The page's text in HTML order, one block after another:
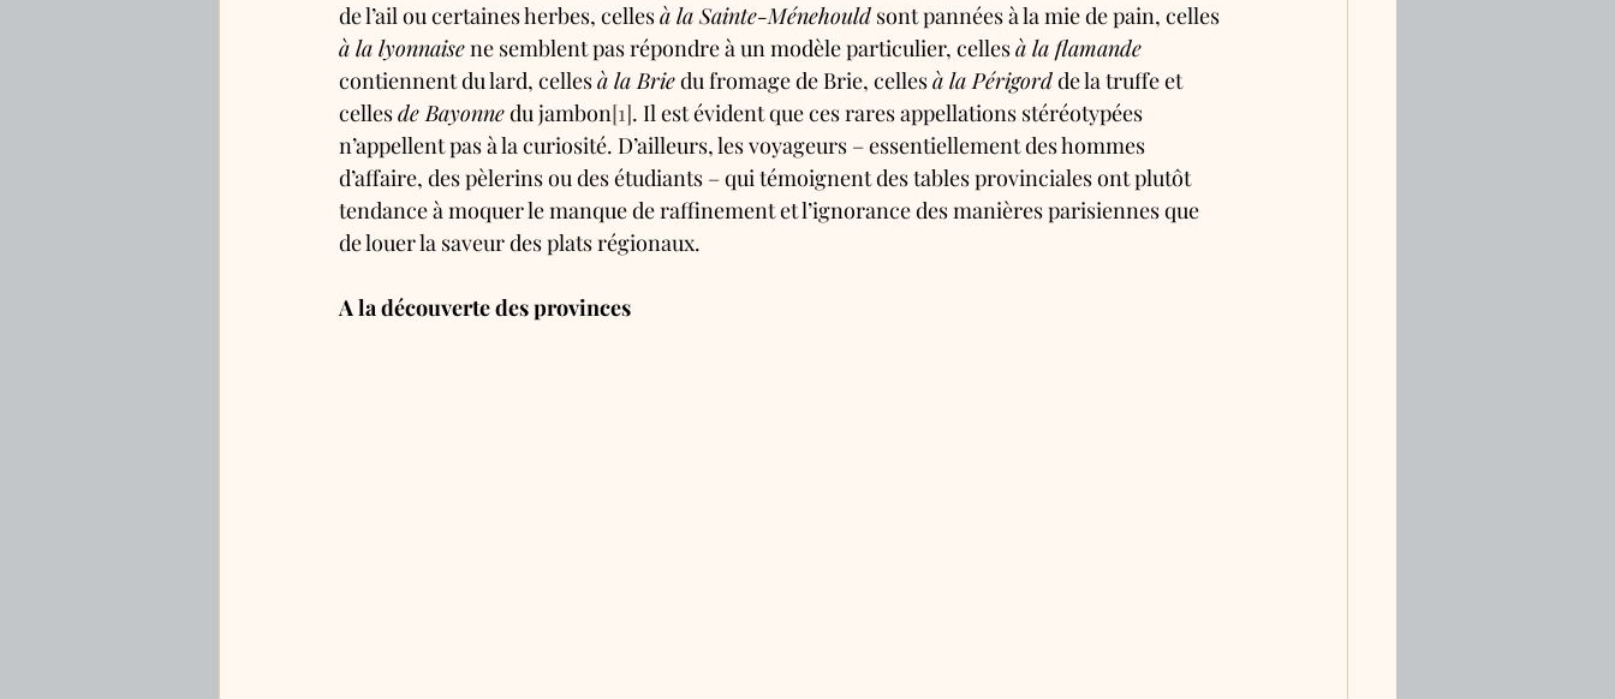
de l’ail ou certaines herbes, celles à la Sainte-Ménehould sont pannées à la mie de pain, celles
à la lyonnaise ne semblent pas répondre à un modèle particulier, celles à la flamande
contiennent du lard, celles à la Brie du fromage de Brie, celles à la Périgord de la truffe et
celles de Bayonne du jambon[1]. Il est évident que ces rares appellations stéréotypées
n’appellent pas à la curiosité. D’ailleurs, les voyageurs – essentiellement des hommes
d’affaire, des pèlerins ou des étudiants – qui témoignent des tables provinciales ont plutôt
tendance à moquer le manque de raffinement et l’ignorance des manières parisiennes que
de louer la saveur des plats régionaux.
A la découverte des provinces